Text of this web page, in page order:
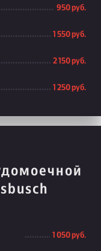
950 руб.
1 550 руб.
2 150 руб.
1 250 руб.
1 050 руб.